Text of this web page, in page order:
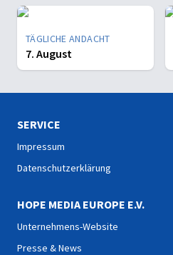
TÄGLICHE ANDACHT
7. August
SERVICE
Impressum
Datenschutzerklärung
HOPE MEDIA EUROPE E.V.
Unternehmens-Website
Presse & News